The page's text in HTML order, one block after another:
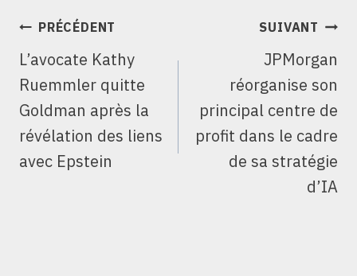
NAVIGATION
L’ARTICLE
PRÉCÉDENT
L’avocate Kathy
Ruemmler quitte
Goldman après la
révélation des liens
avec Epstein
SUIVANT
JPMorgan
réorganise son
principal centre de
profit dans le cadre
de sa stratégie
d’IA